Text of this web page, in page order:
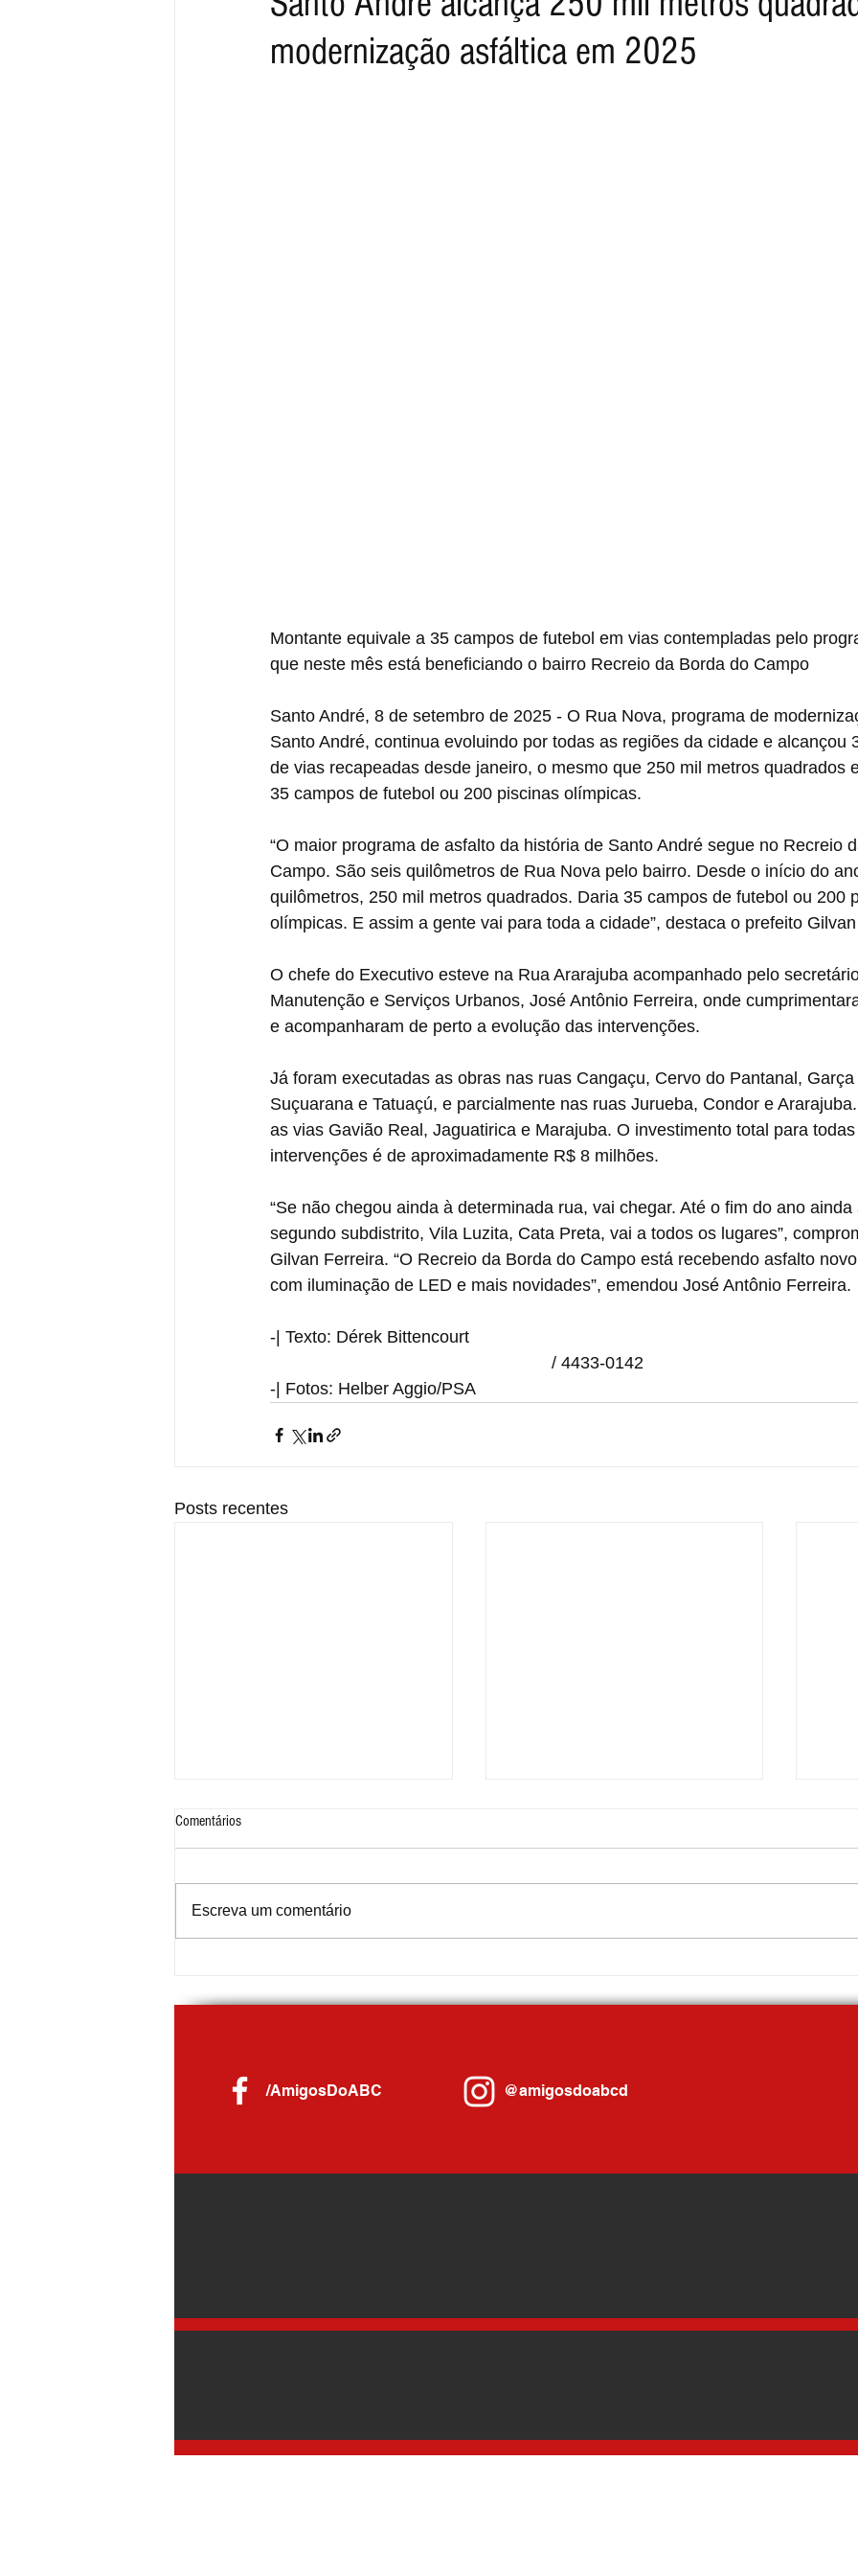
modernização asfáltica em 2025
Montante equivale a 35 campos de futebol em vias contempladas pelo
que neste mês está beneficiando o bairro Recreio da Borda do Campo
Santo André, 8 de setembro de 2025 - O Rua Nova, programa de
Santo André, continua evoluindo por todas as regiões da cidade e alcançou
de vias recapeadas desde janeiro, o mesmo que 250 mil metros quadrados
35 campos de futebol ou 200 piscinas olímpicas.
“O maior programa de asfalto da história de Santo André segue no Recreio
Campo. São seis quilômetros de Rua Nova pelo bairro. Desde o início do
quilômetros, 250 mil metros quadrados. Daria 35 campos de futebol ou 200
olímpicas. E assim a gente vai para toda a cidade”, destaca o prefeito
O chefe do Executivo esteve na Rua Ararajuba acompanhado pelo
Manutenção e Serviços Urbanos, José Antônio Ferreira, onde
e acompanharam de perto a evolução das intervenções.
Já foram executadas as obras nas ruas Cangaçu, Cervo do Pantanal, Garça
Suçuarana e Tatuaçú, e parcialmente nas ruas Jurueba, Condor e
as vias Gavião Real, Jaguatirica e Marajuba. O investimento total para
intervenções é de aproximadamente R$ 8 milhões.
“Se não chegou ainda à determinada rua, vai chegar. Até o fim do ano
segundo subdistrito, Vila Luzita, Cata Preta, vai a todos os lugares”,
Gilvan Ferreira. “O Recreio da Borda do Campo está recebendo asfalto
com iluminação de LED e mais novidades”, emendou José Antônio Ferreira.
-| Texto: Dérek Bittencourt
/ 4433-0142
-| Fotos: Helber Aggio/PSA
Posts recentes
com governador Eduardo Leite
Comentários
Escreva um comentário
/AmigosDoABC @amigosdoabcd